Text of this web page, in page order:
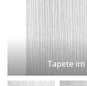
Tapete